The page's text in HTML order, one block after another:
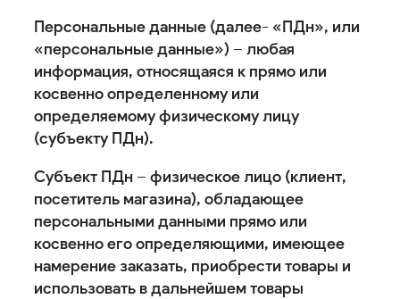
Персональные данные (далее- «ПДн», или
«персональные данные») – любая
информация, относящаяся к прямо или
косвенно определенному или
определяемому физическому лицу
(субъекту ПДн).
Субъект ПДн – физическое лицо (клиент,
посетитель магазина), обладающее
персональными данными прямо или
косвенно его определяющими, имеющее
намерение заказать, приобрести товары и
использовать в дальнейшем товары